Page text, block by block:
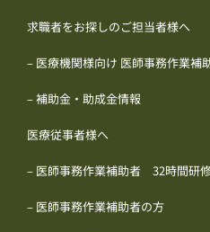
求職者をお探しのご担当者様へ
– 医療機関様向け 医師事務作業補
– 補助金・助成金情報
医療従事者様へ
– 医師事務作業補助者 32時間研
– 医師事務作業補助者の方